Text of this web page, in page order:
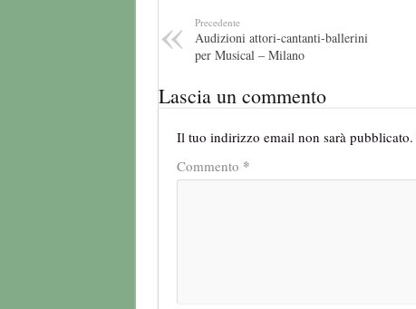
Precedente
Audizioni attori-cantanti-ballerini
per Musical – Milano
Lascia un commento
Il tuo indirizzo email non sarà pubblicato.
Commento *